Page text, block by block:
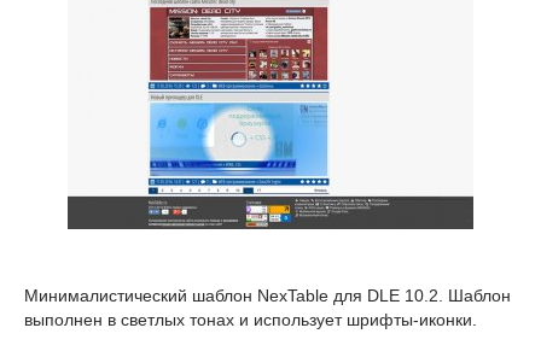
Минималистический шаблон NexTable для DLE 10.2. Шаблон
выполнен в светлых тонах и использует шрифты-иконки.